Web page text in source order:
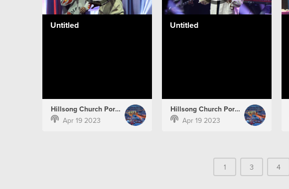
Untitled
Hillsong Church Portugal
Apr 19 2023
Untitled
Hillsong Church Portugal
Apr 19 2023
1 3 4